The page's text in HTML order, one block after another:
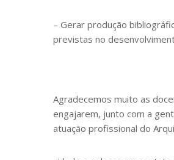
– Gerar produção
previstas no
Agradecemos muito as
engajarem, junto com a
atuação profissional do